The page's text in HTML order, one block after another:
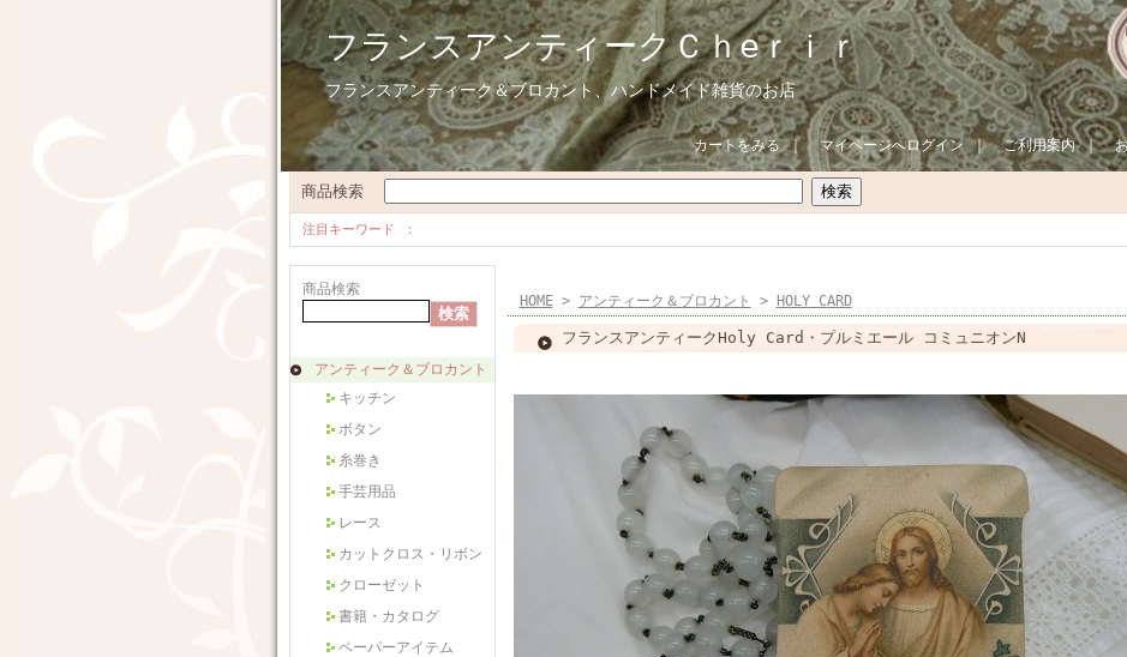
フランスアンティークＣｈeｒｉｒ
フランスアンティーク＆ブロカント、ハンドメイド雑貨のお店
カートをみる｜ マイページへログイン｜ ご利用案内｜
商品検索
注目キーワード
商品検索
アンティーク＆ブロカント
キッチン
ボタン
糸巻き
手芸用品
レース
カットクロス・リボン
クローゼット
書籍・カタログ
ペーパーアイテム
HOME> アンティーク＆ブロカント > HOLY CARD
フランスアンティークHoly Card・プルミエール コミュニオンN